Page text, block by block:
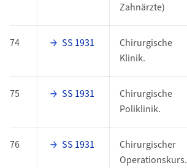
Zahnärzte)
74 SS 1931
Chirurgische
Klinik.
75 SS 1931
Chirurgische
Poliklinik.
76 SS 1931
Chirurgischer
Operationskurs.